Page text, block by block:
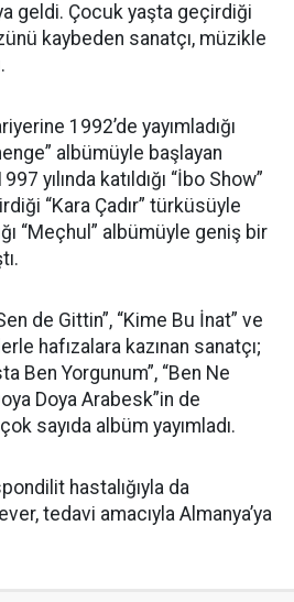
geldi. Çocuk yaşta geçirdiği
kaybeden sanatçı, müzikle
1992’de yayımladığı
albümüyle başlayan
yılında katıldığı “İbo Show”
“Kara Çadır” türküsüyle
“Meçhul” albümüyle geniş bir
de Gittin”, “Kime Bu İnat” ve
hafızalara kazınan sanatçı;
Ben Yorgunum”, “Ben Ne
Doya Arabesk”in de
sayıda albüm yayımladı.
hastalığıyla da
tedavi amacıyla Almanya’ya